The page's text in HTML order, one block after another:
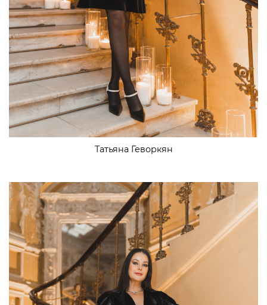
Татьяна Геворкян